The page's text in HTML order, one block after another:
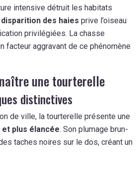
intensive détruit les habitats
disparition des haies prive l’oiseau
privilégiées. La chasse
facteur aggravant de ce phénomène
une tourterelle
distinctives
de ville, la tourterelle présente une
plus élancée. Son plumage brun-
taches noires sur le dos, créant un